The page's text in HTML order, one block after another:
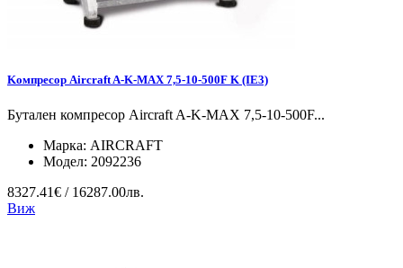
Koмпресор Aircraft A-K-MAX 7,5-10-500F K (IE3)
Бутален компресор Aircraft A-K-MAX 7,5-10-500F...
Марка: AIRCRAFT
Модел: 2092236
8327.41€ / 16287.00лв.
Виж